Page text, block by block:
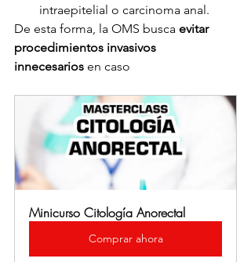
intraepitelial o carcinoma anal.
De esta forma, la OMS busca evitar
procedimientos invasivos
innecesarios en caso
Minicurso Citología Anorectal
Comprar ahora